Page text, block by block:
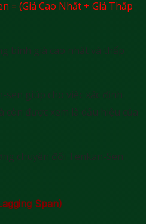
= (Giá Cao Nhất + Giá Thấp
bình giá cao nhất và thấp
giúp cho việc xác định
còn được xem là dấu hiệu của
Span)